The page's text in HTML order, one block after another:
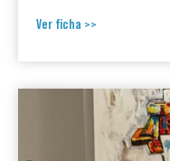
Ver ficha >>